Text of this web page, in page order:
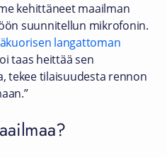
kehittäneet maailman
suunnitellun mikrofonin.
langattoman
taas heittää sen
tekee tilaisuudesta rennon